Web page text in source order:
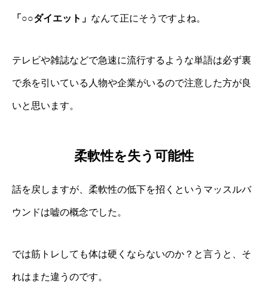
「○○ダイエット」 なんて正にそうですよね。
テレビや雑誌などで急速に流行するような単語は必ず裏
で糸を引いている人物や企業がいるので注意した方が良
いと思います。
柔軟性を失う可能性
話を戻しますが、柔軟性の低下を招くというマッスルバ
ウンドは嘘の概念でした。
では筋トレしても体は硬くならないのか？と言うと、そ
れはまた違うのです。